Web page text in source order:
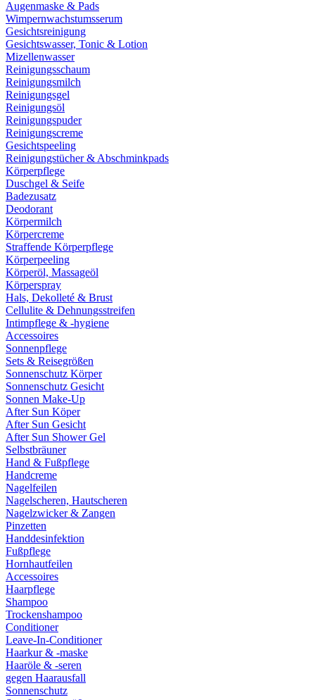
Augenmaske & Pads
Wimpernwachstumsserum
Gesichtsreinigung
Gesichtswasser, Tonic & Lotion
Mizellenwasser
Reinigungsschaum
Reinigungsmilch
Reinigungsgel
Reinigungsöl
Reinigungspuder
Reinigungscreme
Gesichtspeeling
Reinigungstücher & Abschminkpads
Körperpflege
Duschgel & Seife
Badezusatz
Deodorant
Körpermilch
Körpercreme
Straffende Körperpflege
Körperpeeling
Körperöl, Massageöl
Körperspray
Hals, Dekolleté & Brust
Cellulite & Dehnungsstreifen
Intimpflege & -hygiene
Accessoires
Sonnenpflege
Sets & Reisegrößen
Sonnenschutz Körper
Sonnenschutz Gesicht
Sonnen Make-Up
After Sun Köper
After Sun Gesicht
After Sun Shower Gel
Selbstbräuner
Hand & Fußpflege
Handcreme
Nagelfeilen
Nagelscheren, Hautscheren
Nagelzwicker & Zangen
Pinzetten
Handdesinfektion
Fußpflege
Hornhautfeilen
Accessoires
Haarpflege
Shampoo
Trockenshampoo
Conditioner
Leave-In-Conditioner
Haarkur & -maske
Haaröle & -seren
gegen Haarausfall
Sonnenschutz